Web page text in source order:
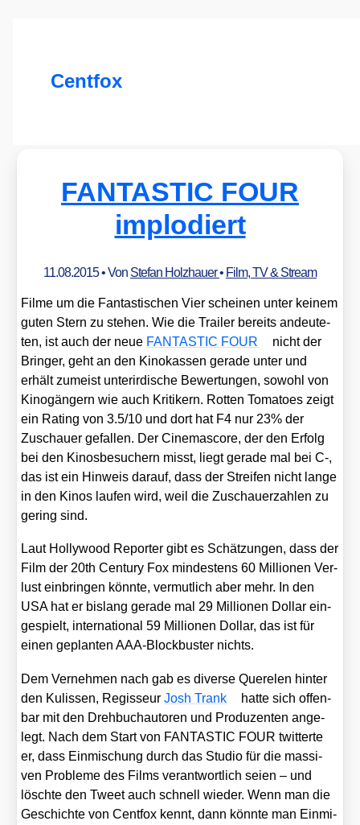
Centfox
FANTASTIC FOUR
implodiert
11.08.2015• Von Stefan Holzhauer• Film, TV & Stream
Fil­me um die Fan­tas­ti­schen Vier schei­nen unter kei­nem
guten Stern zu ste­hen. Wie die Trai­ler bereits andeu­te­
ten, ist auch der neue FANTASTIC FOUR
nicht der
Brin­ger, geht an den Kino­kas­sen gera­de unter und
erhält zumeist unter­ir­di­sche Bewer­tun­gen, sowohl von
Kino­gän­gern wie auch Kri­ti­kern. Rot­ten Toma­toes zeigt
ein Rating von 3.5/10 und dort hat F4 nur 23% der
Zuschau­er gefal­len. Der Cine­ma­s­core, der den Erfolg
bei den Kino­sbe­su­chern misst, liegt gera­de mal bei C‑,
das ist ein Hin­weis dar­auf, dass der Strei­fen nicht lan­ge
in den Kinos lau­fen wird, weil die Zuschau­er­zah­len zu
gering sind.
Laut Hol­ly­wood Repor­ter gibt es Schät­zun­gen, dass der
Film der 20th Cen­tu­ry Fox min­des­tens 60 Mil­lio­nen Ver­
lust ein­brin­gen könn­te, ver­mut­lich aber mehr. In den
USA hat er bis­lang gera­de mal 29 Mil­lio­nen Dol­lar ein­
ge­spielt, inter­na­tio­nal 59 Mil­lio­nen Dol­lar, das ist für
einen geplan­ten AAA-Block­bus­ter nichts.
Dem Ver­neh­men nach gab es diver­se Que­re­len hin­ter
den Kulis­sen, Regis­seurJosh Trank
hat­te sich offen­
bar mit den Dreh­buch­au­to­ren und Pro­du­zen­ten ange­
legt. Nach dem Start von FANTASTIC FOUR twit­ter­te
er, dass Ein­mi­schung durch das Stu­dio für die mas­si­
ven Pro­ble­me des Films ver­ant­wort­lich sei­en – und
lösch­te den Tweet auch schnell wie­der. Wenn man die
Geschich­te von Cent­fox kennt, dann könn­te man Ein­mi­